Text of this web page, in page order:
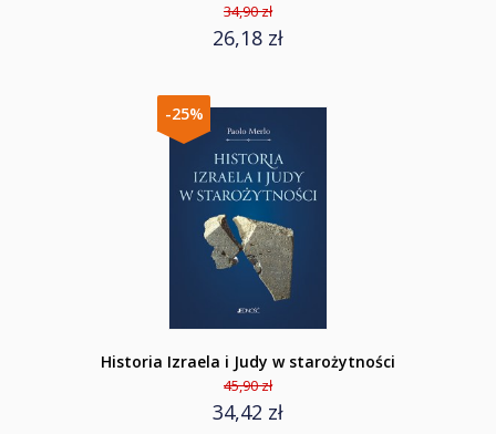
34,90 zł
26,18 zł
-25%
Historia Izraela i Judy w starożytności
45,90 zł
34,42 zł